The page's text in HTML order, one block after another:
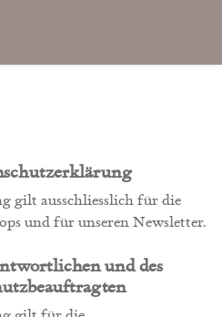
gilt ausschliesslich für die
und für unseren Newsletter.
und des